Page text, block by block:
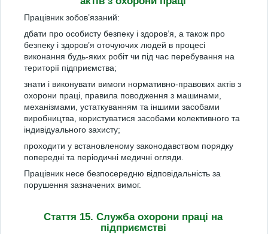
Працівник зобов’язаний:
дбати про особисту безпеку і здоров’я, а також про
безпеку і здоров’я оточуючих людей в процесі
виконання будь-яких робіт чи під час перебування на
території підприємства;
знати і виконувати вимоги нормативно-правових актів з
охорони праці, правила поводження з машинами,
механізмами, устаткуванням та іншими засобами
виробництва, користуватися засобами колективного та
індивідуального захисту;
проходити у встановленому законодавством порядку
попередні та періодичні медичні огляди.
Працівник несе безпосередню відповідальність за
порушення зазначених вимог.
Стаття 15. Служба охорони праці на
підприємстві